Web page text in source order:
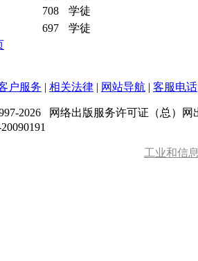
708
学徒
697
学徒
户服务 | 相关法律 | 网站导航 | 客服电话
2026 网络出版服务许可证（总）网
工业和信